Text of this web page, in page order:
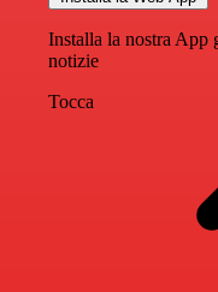
Installa la nostra App
notizie
Tocca